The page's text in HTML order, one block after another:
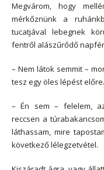
Megvárom, hogy
mérkőznünk a
tucatjával lebegnek
fentről alászűrődő
– Nem látok semmit –
tesz egy öles lépést
– Én sem – felelem,
reccsen a
láthassam, mire
következő lélegzetvétel.